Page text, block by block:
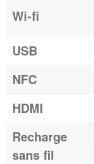
Wi-fi
USB
NFC
HDMI
Recharge
sans fil